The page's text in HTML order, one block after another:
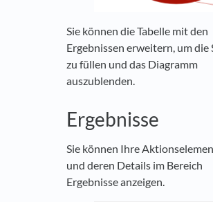
Sie können die Tabelle mit den
Ergebnissen erweitern, um die
zu füllen und das Diagramm
auszublenden.
Ergebnisse
Sie können Ihre
und deren Details im Bereich
Ergebnisse anzeigen.